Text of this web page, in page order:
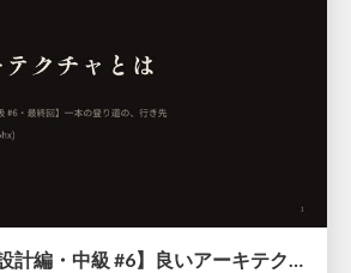
【やさしく解説 設計編・中級 #6】良いアーキテクチャとは ～ 一本の登り道の、行き先 ～